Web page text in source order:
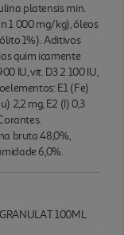
platensis min.
1 000 mg/kg), óleos
1%). Aditivos
quim icamente
IU, vit. D3 2 100 IU,
E1 (Fe)
2,2 mg, E2 (I) 0,3
bruta 48,0%,
6,0%.
100ML